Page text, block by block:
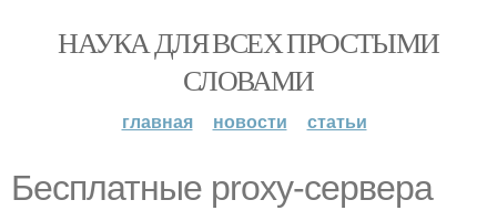
НАУКА ДЛЯ ВСЕХ ПРОСТЫМИ
СЛОВАМИ
главная новости статьи
Бесплатные proxy-сервера